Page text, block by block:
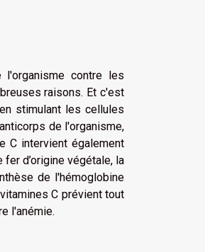
contre les
raisons. Et c'est
stimulant les cellules
de l'organisme,
C intervient également
d’origine végétale, la
de l'hémoglobine
C prévient tout
l'anémie.